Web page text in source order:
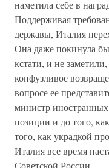
наметила себе в
Поддерживая
державы, Италия
Она даже покинула
кстати, и не
конфузливое
вопросе ее
министр
позиции и до того,
того, как украдкой
Италия все время
Советской России.